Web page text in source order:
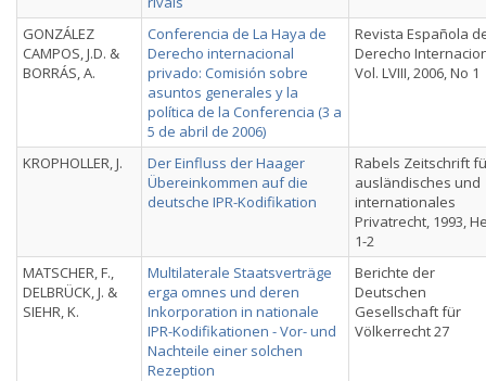
GONZÁLEZ
CAMPOS, J.D. &
BORRÁS, A.
Conferencia de La Haya de
Derecho internacional
privado: Comisión sobre
asuntos generales y la
política de la Conferencia (3 a
5 de abril de 2006)
Revista Española
Derecho
Vol. LVIII, 2006, No 1
KROPHOLLER, J.
Der Einfluss der Haager
Übereinkommen auf die
deutsche IPR-Kodifikation
Rabels Zeitschrift
ausländisches und
internationales
Privatrecht, 1993,
1-2
MATSCHER, F.,
DELBRÜCK, J. &
SIEHR, K.
Multilaterale Staatsverträge
erga omnes und deren
Inkorporation in nationale
IPR-Kodifikationen - Vor- und
Nachteile einer solchen
Rezeption
Berichte der
Deutschen
Gesellschaft für
Völkerrecht 27